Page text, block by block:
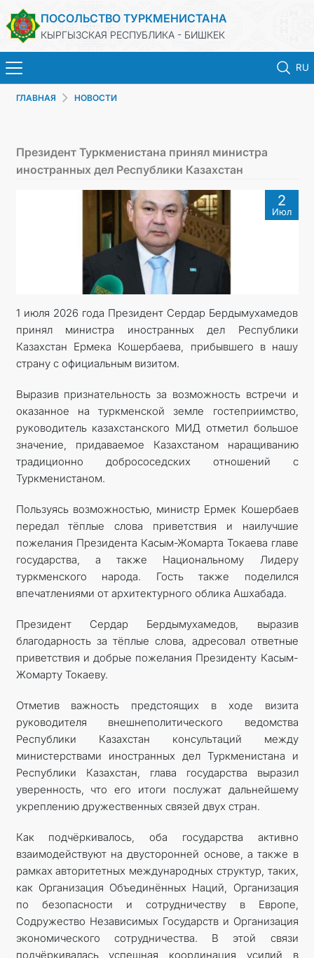
ПОСОЛЬСТВО ТУРКМЕНИСТАНА
КЫРГЫЗСКАЯ РЕСПУБЛИКА - БИШКЕК
RU
ТУРКМЕНИСТАН
ПРАЗДНИЧНЫЕ И ПАМЯТНЫЕ ДНИ
КОНСУЛЬСКИЕ УСЛУГИ
МИД
КОНТАКТНЫЕ ДАННЫЕ
ГЛАВНАЯ НОВОСТИ
Президент Туркменистана принял министра
иностранных дел Республики Казахстан
2
Июл
1 июля 2026 года Президент Сердар Бердымухамедов
принял министра иностранных дел Республики
Казахстан Ермека Кошербаева, прибывшего в нашу
страну с официальным визитом.
Выразив признательность за возможность встречи и
оказанное на туркменской земле гостеприимство,
руководитель казахстанского МИД отметил большое
значение, придаваемое Казахстаном наращиванию
традиционно добрососедских отношений с
Туркменистаном.
Пользуясь возможностью, министр Ермек Кошербаев
передал тёплые слова приветствия и наилучшие
пожелания Президента Касым-Жомарта Токаева главе
государства, а также Национальному Лидеру
туркменского народа. Гость также поделился
впечатлениями от архитектурного облика Ашхабада.
Президент Сердар Бердымухамедов, выразив
благодарность за тёплые слова, адресовал ответные
приветствия и добрые пожелания Президенту Касым-
Жомарту Токаеву.
Отметив важность предстоящих в ходе визита
руководителя внешнеполитического ведомства
Республики Казахстан консультаций между
министерствами иностранных дел Туркменистана и
Республики Казахстан, глава государства выразил
уверенность, что его итоги послужат дальнейшему
укреплению дружественных связей двух стран.
Как подчёркивалось, оба государства активно
взаимодействуют на двусторонней основе, а также в
рамках авторитетных международных структур, таких,
как Организация Объединённых Наций, Организация
по безопасности и сотрудничеству в Европе,
Содружество Независимых Государств и Организация
экономического сотрудничества. В этой связи
подчёркивалась успешная координация усилий в